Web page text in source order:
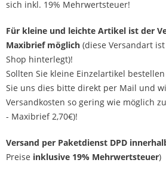
sich inkl. 19% Mehrwertsteuer!
Für kleine und leichte Artikel ist der
Maxibrief möglich (diese Versandart
Shop hinterlegt)!
Sollten Sie kleine Einzelartikel
Sie uns dies bitte direkt per Mail und
Versandkosten so gering wie möglich
- Maxibrief 2,70€)!
Versand per Paketdienst DPD
Preise inklusive 19% Mehrwertsteuer)